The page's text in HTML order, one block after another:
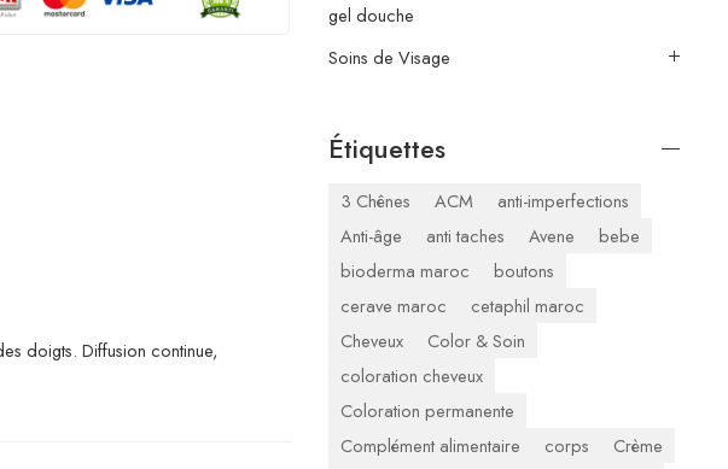
doigts. Diffusion continue,
gel douche
Soins de Visage
Étiquettes
3 Chênes ACM
anti-imperfections
Anti-âge
anti taches Avene
bebe
bioderma maroc
boutons
cerave maroc
cetaphil maroc
Cheveux
Color & Soin
coloration cheveux
Coloration permanente
Complément alimentaire
corps
Crème